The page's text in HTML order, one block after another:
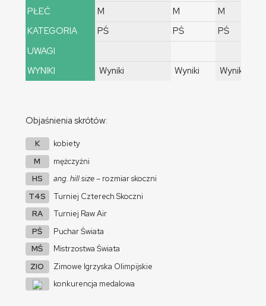
PŁEĆ
KATEGORIA
UWAGI
WYNIKI
M
PŚ
Wyniki
M
PŚ
Wyniki
M
PŚ
Wyniki
Objaśnienia skrótów:
K
kobiety
M
mężczyźni
HS
ang. hill size– rozmiar skoczni
T4S
Turniej Czterech Skoczni
RA
Turniej Raw Air
PŚ
Puchar Świata
MŚ
Mistrzostwa Świata
ZIO
Zimowe Igrzyska Olimpijskie
konkurencja medalowa